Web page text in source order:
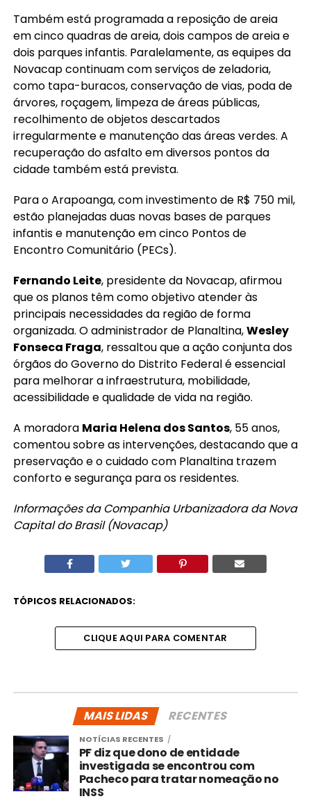
Também está programada a reposição de areia
em cinco quadras de areia, dois campos de areia e
dois parques infantis. Paralelamente, as equipes da
Novacap continuam com serviços de zeladoria,
como tapa-buracos, conservação de vias, poda de
árvores, roçagem, limpeza de áreas públicas,
recolhimento de objetos descartados
irregularmente e manutenção das áreas verdes. A
recuperação do asfalto em diversos pontos da
cidade também está prevista.
Para o Arapoanga, com investimento de R$ 750 mil,
estão planejadas duas novas bases de parques
infantis e manutenção em cinco Pontos de
Encontro Comunitário (PECs).
Fernando Leite, presidente da Novacap, afirmou
que os planos têm como objetivo atender às
principais necessidades da região de forma
organizada. O administrador de Planaltina,Wesley
Fonseca Fraga, ressaltou que a ação conjunta dos
órgãos do Governo do Distrito Federal é essencial
para melhorar a infraestrutura, mobilidade,
acessibilidade e qualidade de vida na região.
A moradora Maria Helena dos Santos, 55 anos,
comentou sobre as intervenções, destacando que a
preservação e o cuidado com Planaltina trazem
conforto e segurança para os residentes.
Informações da Companhia Urbanizadora da Nova
Capital do Brasil (Novacap)
TÓPICOS RELACIONADOS:
CLIQUE AQUI PARA COMENTAR
MAIS LIDAS RECENTES
NOTÍCIAS RECENTES
PF diz que dono de entidade
investigada se encontrou com
Pacheco para tratar nomeação no
INSS